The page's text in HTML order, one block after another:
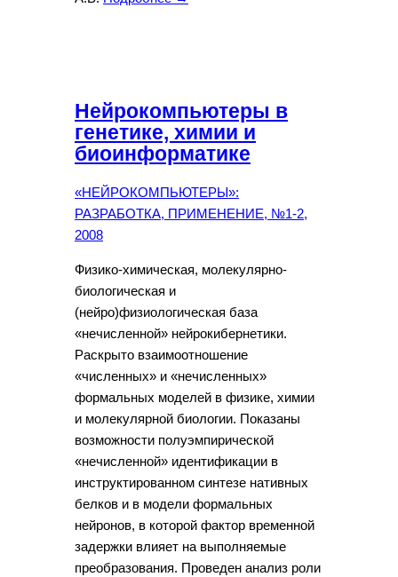
Нейрокомпьютеры в
генетике, химии и
биоинформатике
«НЕЙРОКОМПЬЮТЕРЫ»:
РАЗРАБОТКА, ПРИМЕНЕНИЕ, №1-2,
2008
Физико-химическая, молекулярно-
биологическая и
(нейро)физиологическая база
«нечисленной» нейрокибернетики.
Раскрыто взаимоотношение
«численных» и «нечисленных»
формальных моделей в физике, химии
и молекулярной биологии. Показаны
возможности полуэмпирической
«нечисленной» идентификации в
инструктированном синтезе нативных
белков и в модели формальных
нейронов, в которой фактор временной
задержки влияет на выполняемые
преобразования. Проведен анализ роли